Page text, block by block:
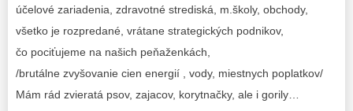
účelové zariadenia, zdravotné strediská, m.školy, obchody,
všetko je rozpredané, vrátane strategických podnikov,
čo pociťujeme na našich peňaženkách,
/brutálne zvyšovanie cien energií , vody, miestnych poplatkov/
Mám rád zvieratá psov, zajacov, korytnačky, ale i gorily…